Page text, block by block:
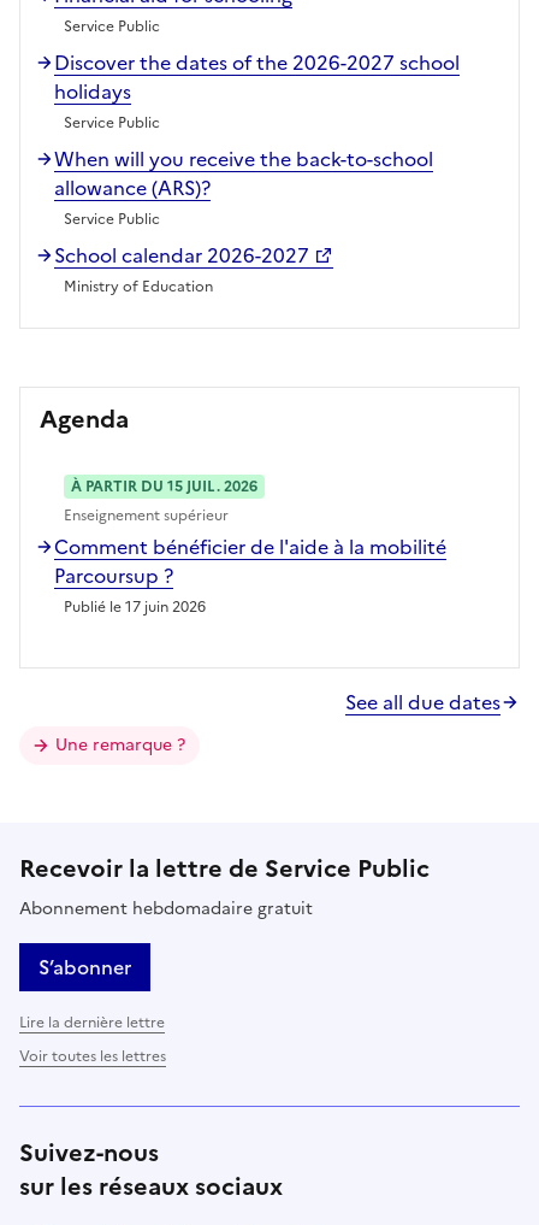
Service Public
Discover the dates of the 2026-2027 school
holidays
Service Public
When will you receive the back-to-school
allowance (ARS)?
Service Public
School calendar 2026-2027
Ministry of Education
Agenda
À PARTIR DU 15 JUIL. 2026
Enseignement supérieur
Comment bénéficier de l'aide à la mobilité
Parcoursup ?
Publié le 17 juin 2026
See all due dates
Une remarque ?
Recevoir la lettre de Service Public
Abonnement hebdomadaire gratuit
S’abonner
Lire la dernière lettre
Voir toutes les lettres
Suivez-nous
sur les réseaux sociaux